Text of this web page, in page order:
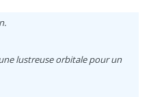
lustreuse orbitale pour un